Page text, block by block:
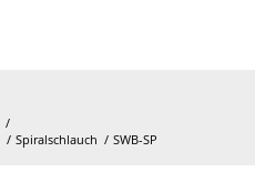
/
/ Spiralschlauch / SWB-SP